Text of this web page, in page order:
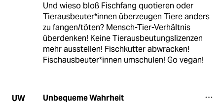
Und wieso bloß Fischfang quotieren oder
Tierausbeuter*innen überzeugen Tiere anders
zu fangen/töten? Mensch-Tier-Verhältnis
überdenken! Keine Tierausbeutungslizenzen
mehr ausstellen! Fischkutter abwracken!
Fischausbeuter*innen umschulen! Go vegan!
UW Unbequeme Wahrheit